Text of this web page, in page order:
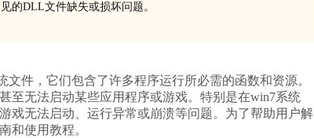
的DLL文件缺失或损坏问题。
件，它们包含了许多程序运行所必需的函数和资源。
至无法启动某些应用程序或游戏。特别是在win7系统
戏无法启动、运行异常或崩溃等问题。为了帮助用户解
和使用教程。